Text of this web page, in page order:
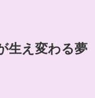
生え変わる夢